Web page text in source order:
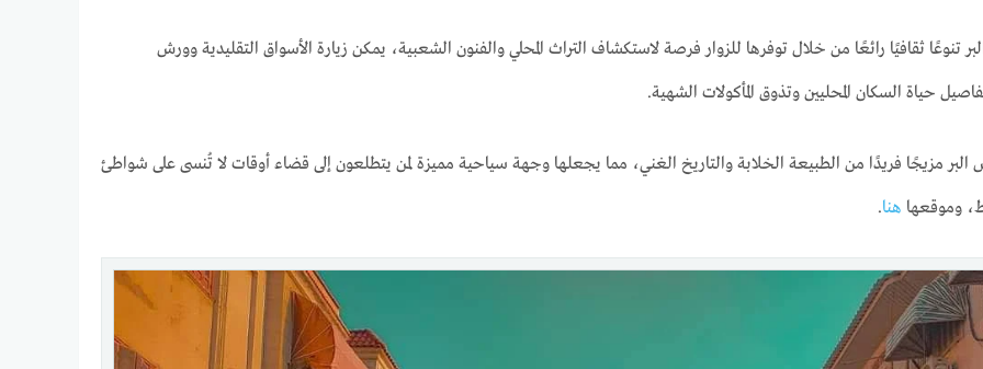
ثقافيًا رائعًا من خلال توفرها للزوار فرصة لاستكشاف التراث المحلي والفنون الشعبية، يمكن زيارة الأسواق التقليدية وورش
حياة السكان المحليين وتذوق المأكولات الشهية.
مزيجًا فريدًا من الطبيعة الخلابة والتاريخ الغني، مما يجعلها وجهة سياحية مميزة لمن يتطلعون إلى قضاء أوقات لا تُنسى على شواطئ
وموقعها هنا.